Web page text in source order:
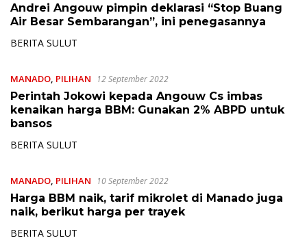
Andrei Angouw pimpin deklarasi “Stop Buang
Air Besar Sembarangan”, ini penegasannya
BERITA SULUT
MANADO PILIHAN 12 September 2022
Perintah Jokowi kepada Angouw Cs imbas
kenaikan harga BBM: Gunakan 2% ABPD untuk
bansos
BERITA SULUT
MANADO PILIHAN 10 September 2022
Harga BBM naik, tarif mikrolet di Manado juga
naik, berikut harga per trayek
BERITA SULUT